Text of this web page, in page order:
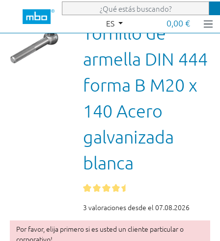
Saltar al contenido principal
ES 0,00 €
Tornillo de
armella DIN 444
forma B M20 x
140 Acero
galvanizada
blanca
3 valoraciones desde el 07.08.2026
Por favor, elija primero si es usted un cliente particular o
corporativo!